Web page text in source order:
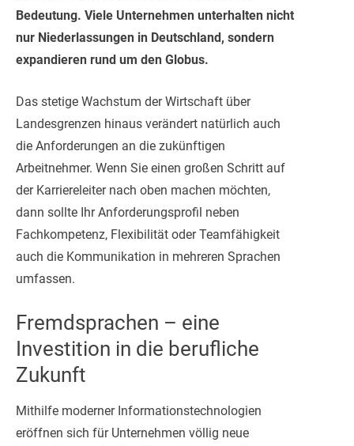
Bedeutung. Viele Unternehmen unterhalten nicht
nur Niederlassungen in Deutschland, sondern
expandieren rund um den Globus.
Das stetige Wachstum der Wirtschaft über
Landesgrenzen hinaus verändert natürlich auch
die Anforderungen an die zukünftigen
Arbeitnehmer. Wenn Sie einen großen Schritt auf
der Karriereleiter nach oben machen möchten,
dann sollte Ihr Anforderungsprofil neben
Fachkompetenz, Flexibilität oder Teamfähigkeit
auch die Kommunikation in mehreren Sprachen
umfassen.
Fremdsprachen – eine
Investition in die berufliche
Zukunft
Mithilfe moderner Informationstechnologien
eröffnen sich für Unternehmen völlig neue